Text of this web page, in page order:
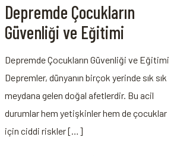
Depremde Çocukların
Güvenliği ve Eğitimi
Depremde Çocukların Güvenliği ve Eğitimi
Depremler, dünyanın birçok yerinde sık sık
meydana gelen doğal afetlerdir. Bu acil
durumlar hem yetişkinler hem de çocuklar
için ciddi riskler[…]